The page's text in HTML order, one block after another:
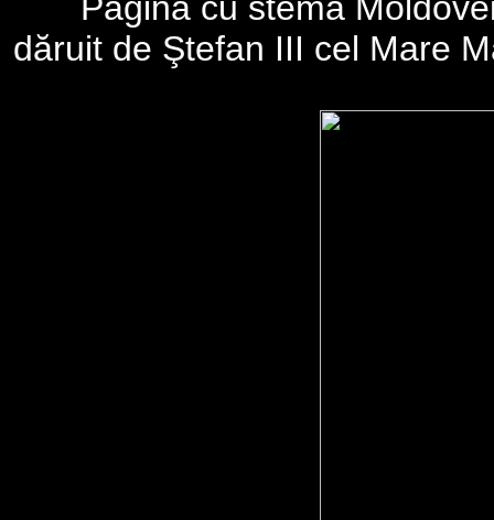
dăruit de Ştefan III cel Mare